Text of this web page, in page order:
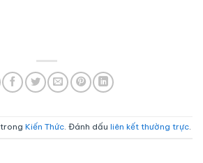
Kiến Thức. Đánh dấu liên kết thường trực.